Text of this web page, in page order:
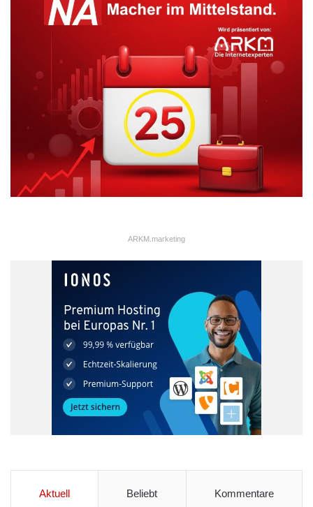
ARKM.marketing
Aktuell Beliebt Kommentare